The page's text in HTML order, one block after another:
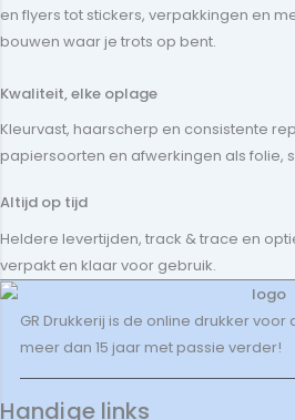
en flyers tot stickers, verpakkingen en
bouwen waar je trots op bent.
Kwaliteit, elke oplage
Kleurvast, haarscherp en consistente
papiersoorten en afwerkingen als folie,
Altijd op tijd
Heldere levertijden, track & trace en
verpakt en klaar voor gebruik.
GR Drukkerij is de online drukker
meer dan 15 jaar met passie verder!
Handige links